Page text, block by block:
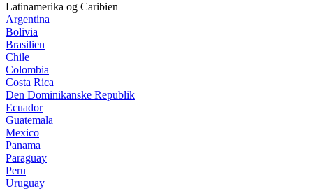
Latinamerika og Caribien
Argentina
Bolivia
Brasilien
Chile
Colombia
Costa Rica
Den Dominikanske Republik
Ecuador
Guatemala
Mexico
Panama
Paraguay
Peru
Uruguay